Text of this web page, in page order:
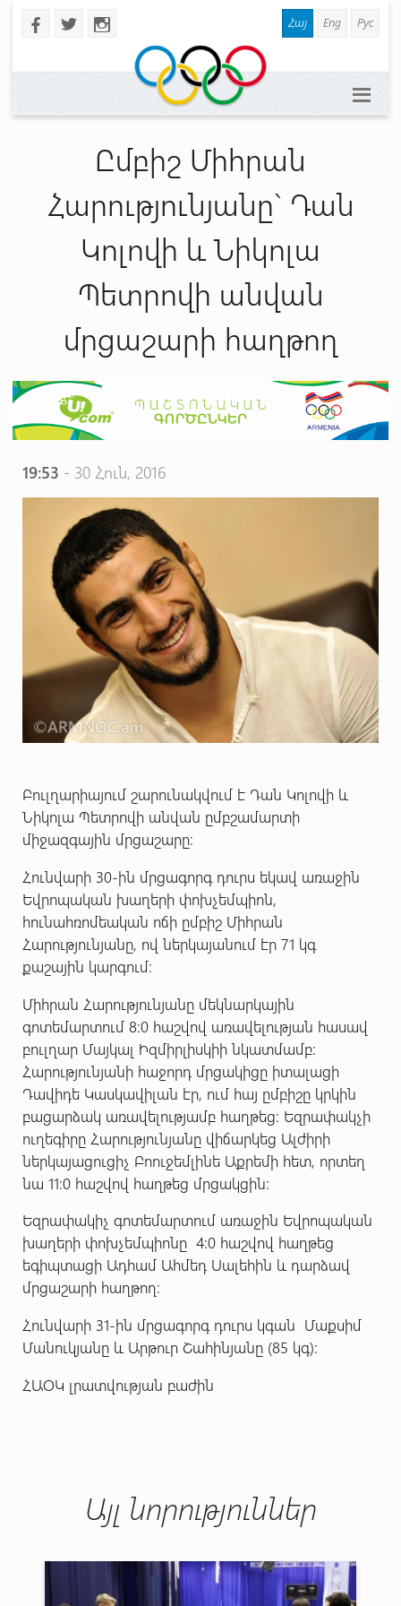
b a x Հայ Eng Рус
Ըմբիշ Միհրան
Հարությունյանը` Դան
Կոլովի և Նիկոլա
Պետրովի անվան
մրցաշարի հաղթող
19:53 - 30 Հուն, 2016
Բուլղարիայում շարունակվում է Դան Կոլովի և
Նիկոլա Պետրովի անվան ըմբշամարտի
միջազգային մրցաշարը:
Հունվարի 30-ին մրցագորգ դուրս եկավ առաջին
Եվրոպական խաղերի փոխչեմպիոն,
հունահռոմեական ոճի ըմբիշ Միհրան
Հարությունյանը, ով ներկայանում էր 71 կգ
քաշային կարգում:
Միհրան Հարությունյանը մեկնարկային
գոտեմարտում 8:0 հաշվով առավելության հասավ
բուլղար Մայկալ Իզմիրլիսկիի նկատմամբ:
Հարությունյանի հաջորդ մրցակիցը իտալացի
Դավիդե Կասկավիլան էր, ում հայ ըմբիշը կրկին
բացարձակ առավելությամբ հաղթեց: Եզրափակչի
ուղեգիրը Հարությունյանը վիճարկեց Ալժիրի
ներկայացուցիչ Բոուջեմլինե Աքրեմի հետ, որտեղ
նա 11:0 հաշվով հաղթեց մրցակցին:
Եզրափակիչ գոտեմարտում առաջին Եվրոպական
խաղերի փոխչեմպիոնը 4:0 հաշվով հաղթեց
եգիպտացի Ադհամ Ահմեդ Սալեհին և դարձավ
մրցաշարի հաղթող:
Հունվարի 31-ին մրցագորգ դուրս կգան Մաքսիմ
Մանուկյանը և Արթուր Շահինյանը (85 կգ):
ՀԱՕԿ լրատվության բաժին
Այլ նորություններ